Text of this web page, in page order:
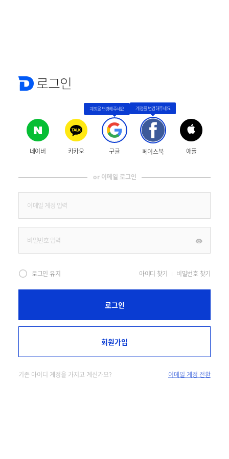
로그인
네이버 카카오 구글 페이스북 애플
or 이메일 로그인
로그인 유지 아이디 찾기 비밀번호 찾기
로그인
회원가입
기존 아이디 계정을 가지고 계신가요? 이메일 계정 전환